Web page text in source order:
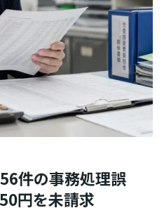
件の事務処理誤
円を未請求